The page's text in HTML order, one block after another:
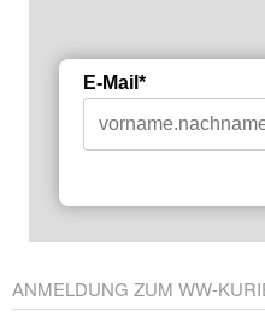
E-Mail*
ANMELDUNG ZUM WW-